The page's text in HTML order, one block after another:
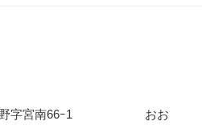
田野字宮南66ｰ1 おお